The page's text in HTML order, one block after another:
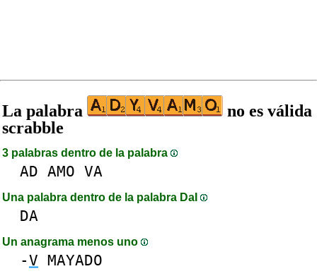
La palabra
no es válida
scrabble
3 palabras dentro de la palabra
AD AMO VA
Una palabra dentro de la palabra DaI
DA
Un anagrama menos uno
-V MAYADO